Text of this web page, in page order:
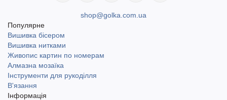
shop@golka.com.ua
Популярне
Вишивка бісером
Вишивка нитками
Живопис картин по номерам
Алмазна мозаїка
Інструменти для рукоділля
В'язання
Інформація